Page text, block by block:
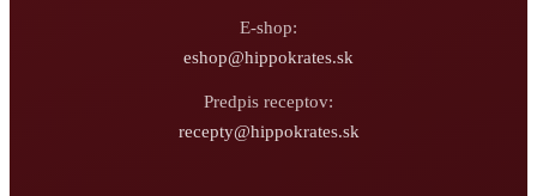
E-shop:
eshop@hippokrates.sk
Predpis receptov:
recepty@hippokrates.sk